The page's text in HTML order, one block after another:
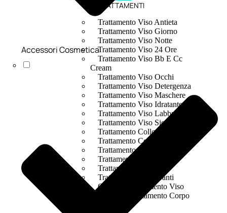
TRATTAMENTI
Trattamento Viso Antieta
Trattamento Viso Giorno
Trattamento Viso Notte
Trattamento Viso 24 Ore
Trattamento Viso Bb E Cc
Cream
Trattamento Viso Occhi
Trattamento Viso Detergenza
Trattamento Viso Maschere
Trattamento Viso Idratante
Trattamento Viso Labbra
Trattamento Viso Sieri
Trattamento Collo e Decolleté
Trattamento Corpo
Trattamento Anticellulite
Trattamento Mani e Piedi
Trattamento Unghie
Trattamento Deodoranti
Cofanetti Trattamento Viso
Cofanetti Trattamento Corpo
Accessori Cosmetica